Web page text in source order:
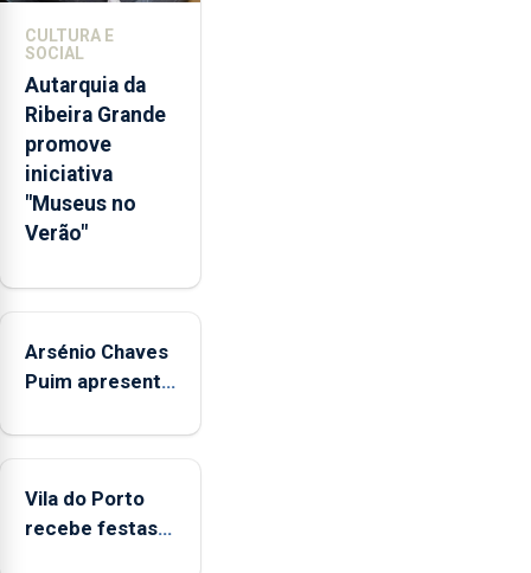
pessoais,
emocionais
e
sociais
junto
das
crianças
CULTURA E
SOCIAL
Autarquia da
Ribeira Grande
promove
iniciativa
"Museus no
Verão"
Arsénio Chaves
Puim apresenta
Biblioteca de
Vila do Porto
recebe festas